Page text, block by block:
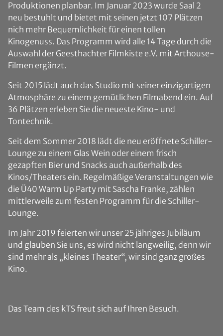
Produktionen planbar. Im Januar 2023 wurde Saal 2
neu bestuhlt und bietet mit seinen jetzt 107 Plätzen
nich mehr Bequemlichkeit für einen tollen
Kinogenuss. Das Programm wird alle 14 Tage durch die
Auswahl der Geesthachter Filmkiste e.V. mit Arthouse-
Filmen ergänzt.
Seit 2015 lädt auch das Studio mit seiner einzigartigen
Atmosphäre zu einem gemütlichen Filmabend ein. Auf
36 Plätzen erleben Sie die neueste Kino- und
Tontechnik.
Seit dem Sommer 2018 lädt die neu eröffnete Schiller-
Lounge zu einem Glas Wein oder einem frisch
gezapften Bier und Snacks auch außerhalb des
Kinos/Theaters ein. Regelmäßige Veranstaltungen wie
die Ü40 Warm Up Party mit Sascha Franke, zählen
mittlerweile zum festen Programm für die Schiller-
Lounge.
Im Jahr 2019 feierten wir unser 25 jähriges Jubiläum
und glauben Sie uns, es wird nicht langweilig, denn wir
sind mehr als „kleines Theater“, wir sind ganz großes
Kino.
Das Team des kTS freut sich auf Ihren Besuch.